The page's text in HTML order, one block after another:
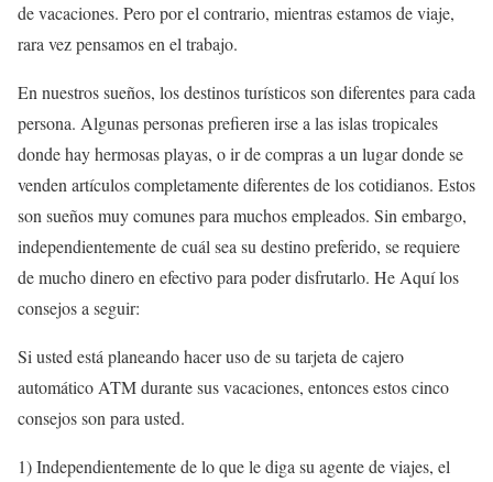
de vacaciones. Pero por el contrario, mientras estamos de viaje,
rara vez pensamos en el trabajo.
En nuestros sueños, los destinos turísticos son diferentes para cada
persona. Algunas personas prefieren irse a las islas tropicales
donde hay hermosas playas, o ir de compras a un lugar donde se
venden artículos completamente diferentes de los cotidianos. Estos
son sueños muy comunes para muchos empleados. Sin embargo,
independientemente de cuál sea su destino preferido, se requiere
de mucho dinero en efectivo para poder disfrutarlo. He Aquí los
consejos a seguir:
Si usted está planeando hacer uso de su tarjeta de cajero
automático ATM durante sus vacaciones, entonces estos cinco
consejos son para usted.
1) Independientemente de lo que le diga su agente de viajes, el